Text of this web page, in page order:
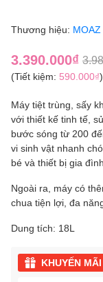
Thương hiệu: MOAZ
3.390.000₫
(Tiết kiệm: 590.000₫)
Máy tiệt trùng, sấy
với thiết kế tinh tế,
bước sóng từ 200
vi sinh vật nhanh
bé và thiết bị gia đình.
Ngoài ra, máy có
chua tiện lợi, đa
Dung tích: 18L
KHUYẾN